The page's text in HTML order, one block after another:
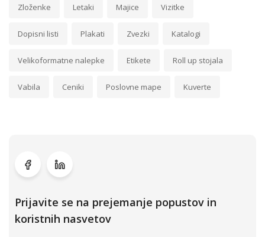
Zloženke Letaki Majice Vizitke
Dopisni listi Plakati Zvezki Katalogi
Velikoformatne nalepke Etikete Roll up stojala
Vabila Ceniki Poslovne mape Kuverte
Prijavite se na prejemanje popustov in
koristnih nasvetov